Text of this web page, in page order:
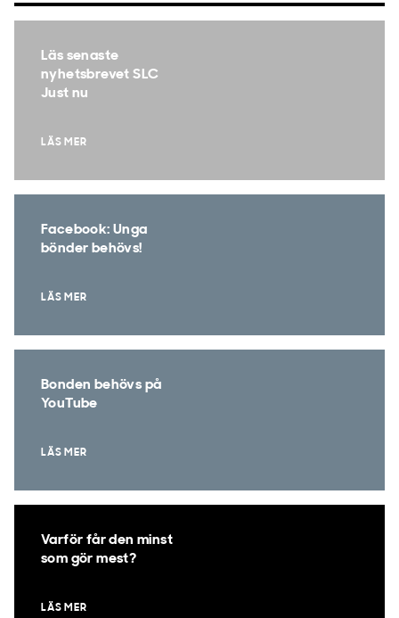
Läs senaste
nyhetsbrevet SLC
Just nu
LÄS MER
Facebook: Unga
bönder behövs!
LÄS MER
Bonden behövs på
YouTube
LÄS MER
Varför får den minst
som gör mest?
LÄS MER